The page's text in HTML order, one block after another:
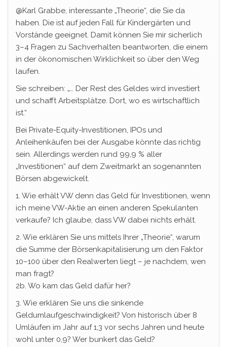
@Karl Grabbe, interessante „Theorie“, die Sie da
haben. Die ist auf jeden Fall für Kindergärten und
Vorstände geeignet. Damit können Sie mir sicherlich
3–4 Fragen zu Sachverhalten beantworten, die einem
in der ökonomischen Wirklichkeit so über den Weg
laufen.
Sie schreiben: „… Der Rest des Geldes wird investiert
und schafft Arbeitsplätze. Dort, wo es wirtschaftlich
ist.“
Bei Private-Equity-Investitionen, IPOs und
Anleihenkäufen bei der Ausgabe könnte das richtig
sein. Allerdings werden rund 99,9 % aller
„Investitionen“ auf dem Zweitmarkt an sogenannten
Börsen abgewickelt.
1. Wie erhält VW denn das Geld für Investitionen, wenn
ich meine VW-Aktie an einen anderen Spekulanten
verkaufe? Ich glaube, dass VW dabei nichts erhält.
2. Wie erklären Sie uns mittels Ihrer „Theorie“, warum
die Summe der Börsenkapitalisierung um den Faktor
10–100 über den Realwerten liegt – je nachdem, wen
man fragt?
2b. Wo kam das Geld dafür her?
3. Wie erklären Sie uns die sinkende
Geldumlaufgeschwindigkeit? Von historisch über 8
Umläufen im Jahr auf 1,3 vor sechs Jahren und heute
wohl unter 0,9? Wer bunkert das Geld?